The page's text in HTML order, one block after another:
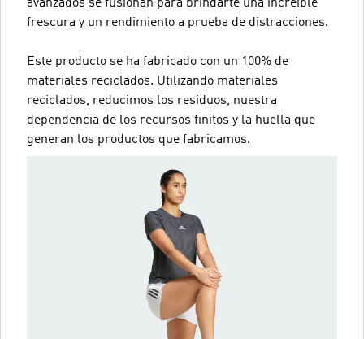
avanzados se fusionan para brindarte una increíble
frescura y un rendimiento a prueba de distracciones.
Este producto se ha fabricado con un 100% de
materiales reciclados. Utilizando materiales
reciclados, reducimos los residuos, nuestra
dependencia de los recursos finitos y la huella que
generan los productos que fabricamos.